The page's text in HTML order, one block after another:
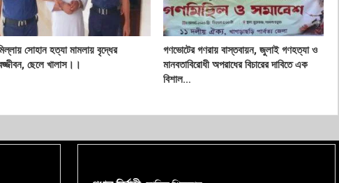
সোহান হত্যা মামলায় বৃদ্ধের
ছেলে খালাস।।
গণভোটের গণরায় বাস্তবায়ন, জুলাই গণহত্যা ও
মানবতাবিরোধী অপরাধের বিচারের দাবিতে এক
বিশাল…